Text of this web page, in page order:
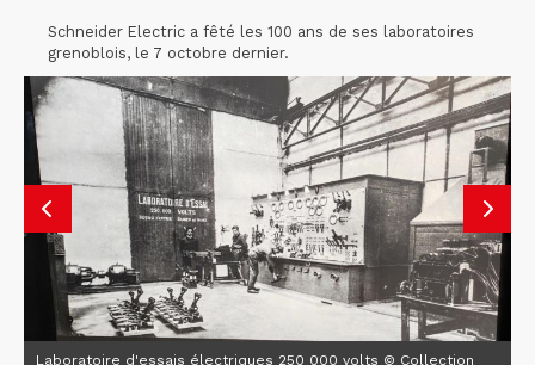
Schneider Electric a fêté les 100 ans de ses laboratoires
grenoblois, le 7 octobre dernier.
Laboratoire d'essais électriques 250 000 volts © Collection